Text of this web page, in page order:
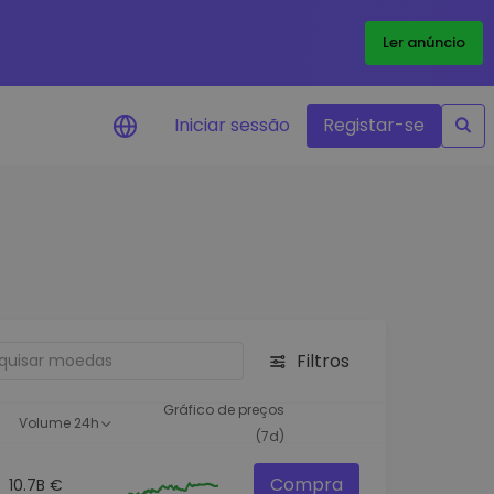
Ler anúncio
investimento
Ideias inteligentes para um
desempenho ótimo
Iniciar sessão Registar-se
Filtros
Volume 24h
Gráfico de preços
(7d)
10.7B € Compra